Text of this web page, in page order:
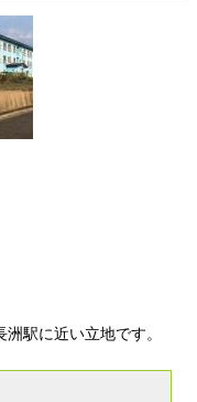
駅に近い立地です。